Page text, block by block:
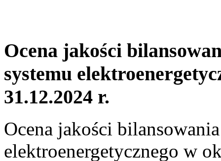
Ocena jakości
systemu
31.12.2024 r.
Ocena jakości
elektroenergetycznego w